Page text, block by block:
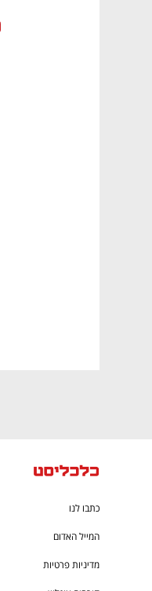
כתבו לנו
המייל האדום
מדיניות פרטיות